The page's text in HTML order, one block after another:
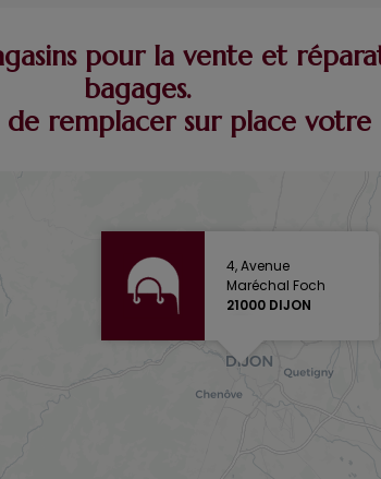
pour la vente et
bagages.
remplacer sur place
4, Avenue
Maréchal Foch
21000 DIJON